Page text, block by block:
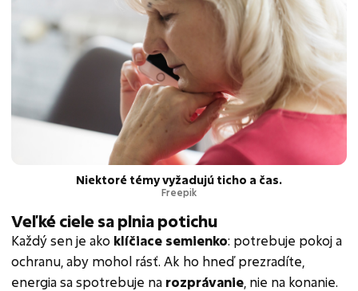
Niektoré témy vyžadujú ticho a čas.
Freepik
Veľké ciele sa plnia potichu
Každý sen je ako klíčiace semienko: potrebuje pokoj a
ochranu, aby mohol rásť. Ak ho hneď prezradíte,
energia sa spotrebuje na rozprávanie , nie na konanie.